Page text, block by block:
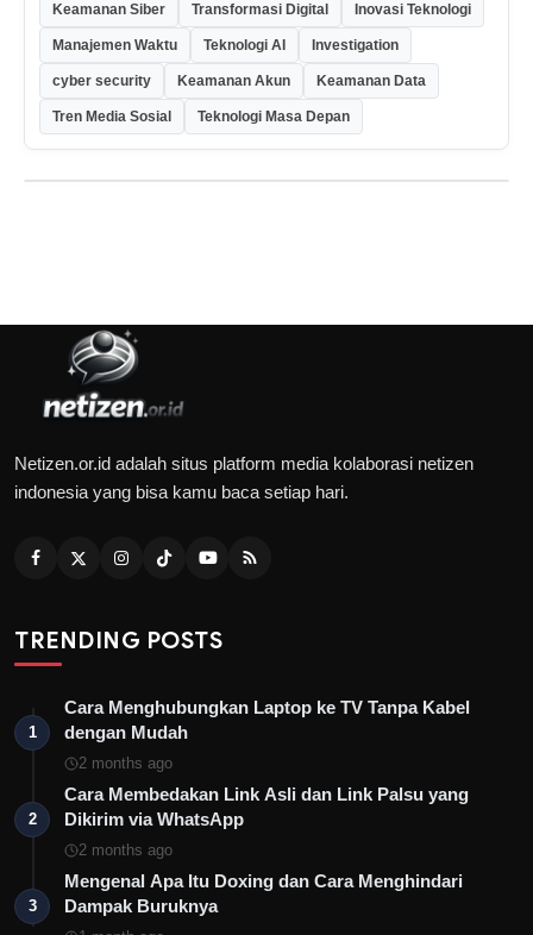
Keamanan Siber Transformasi Digital Inovasi Teknologi
Manajemen Waktu Teknologi AI Investigation
cyber security Keamanan Akun Keamanan Data
Tren Media Sosial Teknologi Masa Depan
Netizen.or.id adalah situs platform media kolaborasi netizen
indonesia yang bisa kamu baca setiap hari.
TRENDING POSTS
1
Cara Menghubungkan Laptop ke TV Tanpa Kabel
dengan Mudah
2 months ago
2
Cara Membedakan Link Asli dan Link Palsu yang
Dikirim via WhatsApp
2 months ago
3
Mengenal Apa Itu Doxing dan Cara Menghindari
Dampak Buruknya